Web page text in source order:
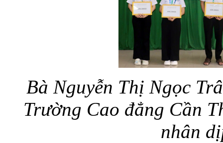
Bà Nguyễn Thị Ngọc
Trường Cao đẳng Cần
nhân